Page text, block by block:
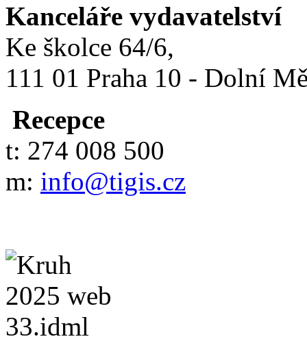
Kanceláře vydavatelství
Ke školce 64/6,
111 01 Praha 10 - Dolní
Recepce
t: 274 008 500
m: info@tigis.cz